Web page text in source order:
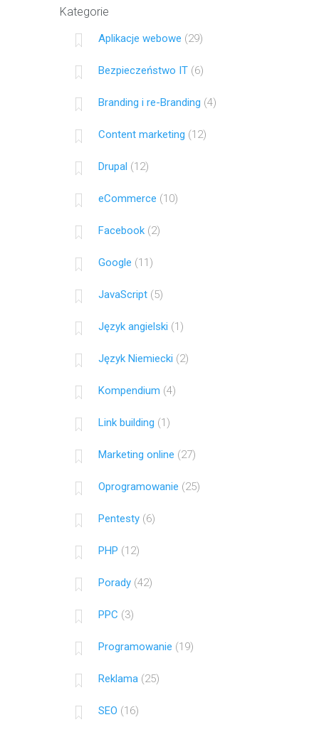
Kategorie
Aplikacje webowe (29)
Bezpieczeństwo IT (6)
Branding i re-Branding (4)
Content marketing (12)
Drupal (12)
eCommerce (10)
Facebook (2)
Google (11)
JavaScript (5)
Język angielski (1)
Język Niemiecki (2)
Kompendium (4)
Link building (1)
Marketing online (27)
Oprogramowanie (25)
Pentesty (6)
PHP (12)
Porady (42)
PPC (3)
Programowanie (19)
Reklama (25)
SEO (16)